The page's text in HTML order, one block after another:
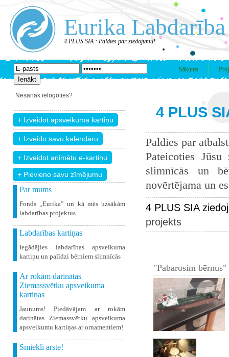
Eurika Labdarība
4 PLUS SIA : Paldies par ziedojumu!
Sākums
Nesanāk ielogoties?
+ Pievieno savu zīmējumu
Par mums
Fonds „Eurika” un kā mēs uzsākām
labdarības projektus
Labdarības kartiņas
Iegādājies labdarības apsveikuma
kartiņu un palīdzi bērniem slimnīcās
Ar rokām darinātas
Ziemassvētku apsveikuma
kartiņas
Jaunums! Piedāvājam ar rokām
darinātas Ziemassvētku apsveikuma
apsveikumu kartiņas ar ornamentiem!
Smiekli ārstē!
4 PLUS
Paldies par
Pateicoties
slimnīcās un
novērtējama un
4 PLUS SIA
projekts
"Pabarosim